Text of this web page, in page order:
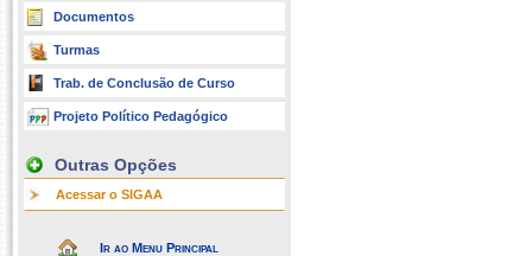
Documentos
Turmas
Trab. de Conclusão de Curso
Projeto Político Pedagógico
Outras Opções
Acessar o SIGAA
Ir ao Menu Principal